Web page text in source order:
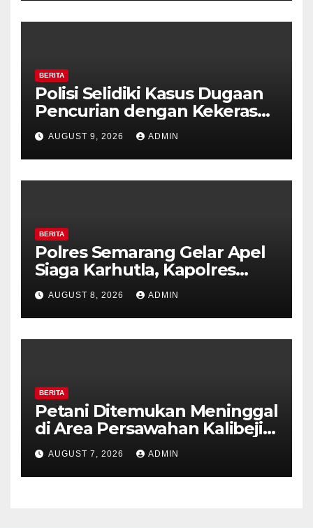
BERITA
Polisi Selidiki Kasus Dugaan
Pencurian dengan Kekerasan
di Counter HP Royal Phone
Ambarawa.
AUGUST 9, 2026 ADMIN
BERITA
Polres Semarang Gelar Apel
Siaga Karhutla, Kapolres
Tekankan Sinergi dan
Kesiapsiagaan Hadapi Musim
Kemarau.
AUGUST 8, 2026 ADMIN
BERITA
Petani Ditemukan Meninggal
di Area Persawahan Kalibeji,
Polisi Pastikan Tidak Ada
Tanda Kekerasan
AUGUST 7, 2026 ADMIN